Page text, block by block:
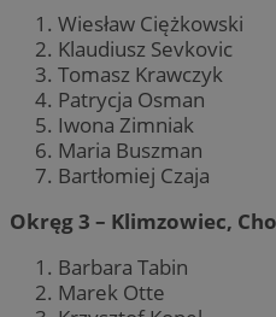
Wiesław Ciężkowski
Klaudiusz Sevkovic
Tomasz Krawczyk
Patrycja Osman
Iwona Zimniak
Maria Buszman
Bartłomiej Czaja
Okręg 3 – Klimzowiec,
Barbara Tabin
Marek Otte